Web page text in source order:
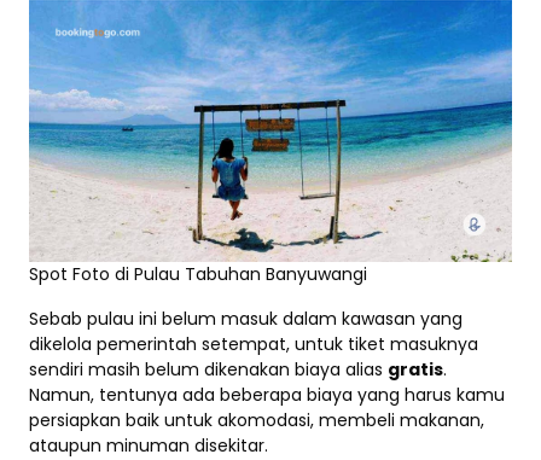
Spot Foto di Pulau Tabuhan Banyuwangi
Sebab pulau ini belum masuk dalam kawasan yang
dikelola pemerintah setempat, untuk tiket masuknya
sendiri masih belum dikenakan biaya alias gratis.
Namun, tentunya ada beberapa biaya yang harus kamu
persiapkan baik untuk akomodasi, membeli makanan,
ataupun minuman disekitar.